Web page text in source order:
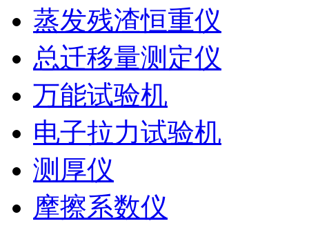
蒸发残渣恒重仪
总迁移量测定仪
万能试验机
电子拉力试验机
测厚仪
摩擦系数仪